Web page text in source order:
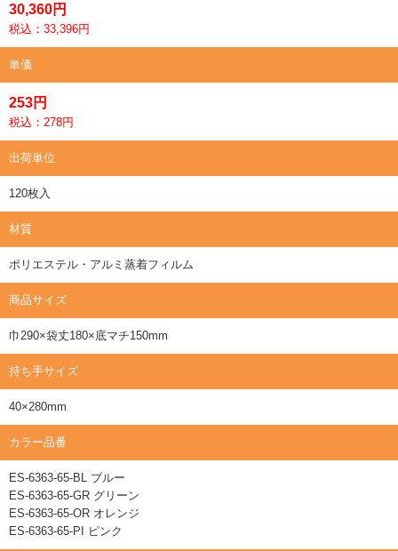
30,360円
税込：33,396円
単価
253円
税込：278円
出荷単位
120枚入
材質
ポリエステル・アルミ蒸着フィルム
商品サイズ
巾290×袋丈180×底マチ150mm
持ち手サイズ
40×280mm
カラー品番
ES-6363-65-BL ブルー
ES-6363-65-GR グリーン
ES-6363-65-OR オレンジ
ES-6363-65-PI ピンク